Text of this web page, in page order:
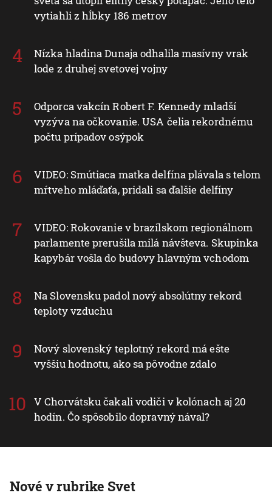
vytiahli z hĺbky 186 metrov
Nízka hladina Dunaja odhalila masívny vrak
lode z druhej svetovej vojny
Odporca vakcín Robert F. Kennedy mladší
vyzýva na očkovanie. USA čelia rekordnému
počtu prípadov osýpok
VIDEO: Smútiaca matka delfína plávala s telom
mŕtveho mláďaťa, pridali sa ďalšie delfíny
VIDEO: Rokovanie v brazílskom regionálnom
parlamente prerušila milá návšteva. Skupinka
kapybár vošla do budovy hlavným vchodom
Na Slovensku padol nový absolútny rekord
teploty vzduchu
Nový slovenský teplotný rekord má ešte
vyššiu hodnotu, ako sa pôvodne zdalo
V Chorvátsku čakali vodiči v kolónach aj 20
hodín. Čo spôsobilo dopravný nával?
Nové v rubrike Svet